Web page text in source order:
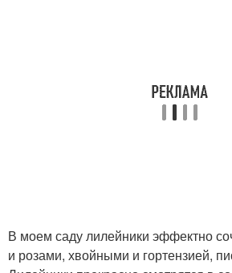
В моем саду лилейники эффектно
и розами, хвойными и гортензией,